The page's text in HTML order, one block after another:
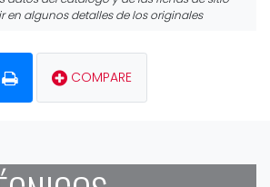
en algunos detalles de los originales
COMPARE